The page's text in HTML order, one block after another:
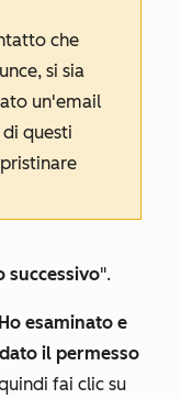
che
si sia
un'email
questi
successivo".
Ho esaminato e
il permesso
fai clic su